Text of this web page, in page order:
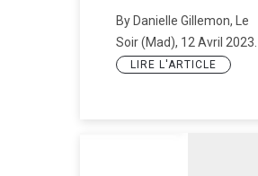
By Danielle Gillemon, Le
Soir (Mad), 12 Avril 2023.
LIRE L'ARTICLE